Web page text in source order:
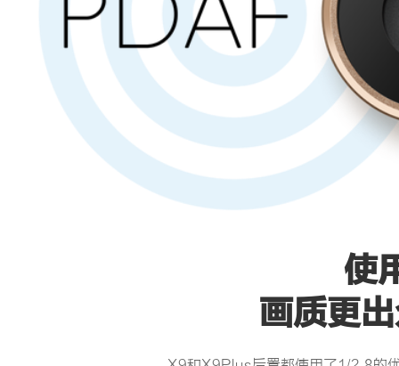
使
画质更